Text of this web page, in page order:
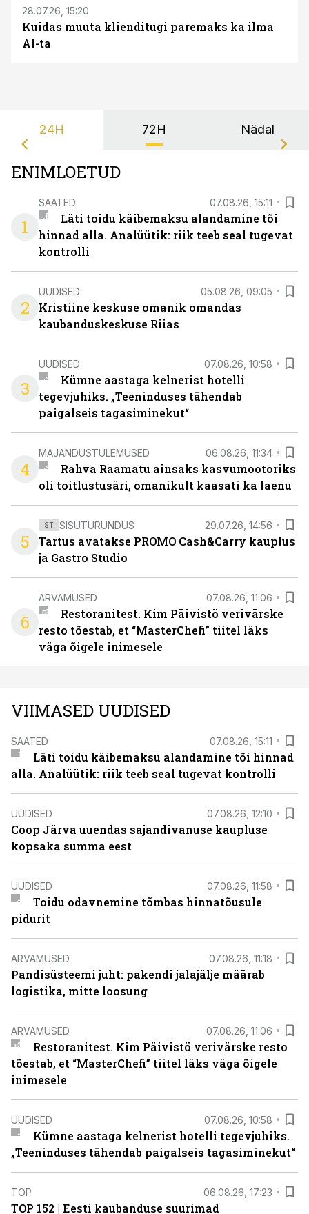
28.07.26, 15:20
Kuidas muuta klienditugi paremaks ka ilma
AI-ta
24H 72H Nädal
ENIMLOETUD
1
SAATED 07.08.26, 15:11
Läti toidu käibemaksu alandamine tõi
hinnad alla. Analüütik: riik teeb seal tugevat
kontrolli
2
UUDISED 05.08.26, 09:05
Kristiine keskuse omanik omandas
kaubanduskeskuse Riias
3
UUDISED 07.08.26, 10:58
Kümne aastaga kelnerist hotelli
tegevjuhiks. „Teeninduses tähendab
paigalseis tagasiminekut“
4
MAJANDUSTULEMUSED 06.08.26, 11:34
Rahva Raamatu ainsaks kasvumootoriks
oli toitlustusäri, omanikult kaasati ka laenu
5
ST SISUTURUNDUS 29.07.26, 14:56
Tartus avatakse PROMO Cash&Carry kauplus
ja Gastro Studio
6
ARVAMUSED 07.08.26, 11:06
Restoranitest. Kim Päivistö verivärske
resto tõestab, et “MasterChefi” tiitel läks
väga õigele inimesele
VIIMASED UUDISED
SAATED 07.08.26, 15:11
Läti toidu käibemaksu alandamine tõi hinnad
alla. Analüütik: riik teeb seal tugevat kontrolli
UUDISED 07.08.26, 12:10
Coop Järva uuendas sajandivanuse kaupluse
kopsaka summa eest
UUDISED 07.08.26, 11:58
Toidu odavnemine tõmbas hinnatõusule
pidurit
ARVAMUSED 07.08.26, 11:18
Pandisüsteemi juht: pakendi jalajälje määrab
logistika, mitte loosung
ARVAMUSED 07.08.26, 11:06
Restoranitest. Kim Päivistö verivärske resto
tõestab, et “MasterChefi” tiitel läks väga õigele
inimesele
UUDISED 07.08.26, 10:58
Kümne aastaga kelnerist hotelli tegevjuhiks.
„Teeninduses tähendab paigalseis tagasiminekut“
TOP 06.08.26, 17:23
TOP 152 | Eesti kaubanduse suurimad